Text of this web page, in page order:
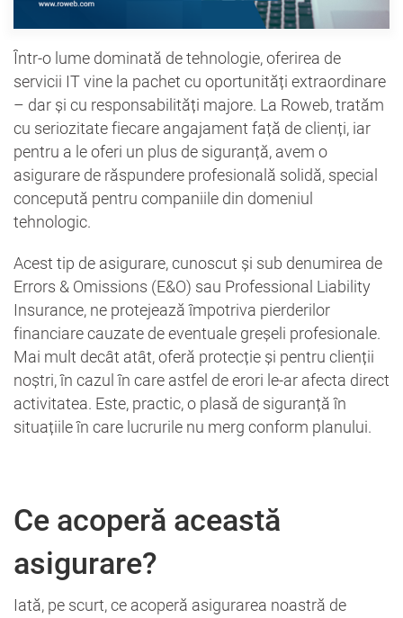
Într-o lume dominată de tehnologie, oferirea de
servicii IT vine la pachet cu oportunități extraordinare
– dar și cu responsabilități majore. La Roweb, tratăm
cu seriozitate fiecare angajament față de clienți, iar
pentru a le oferi un plus de siguranță, avem o
asigurare de răspundere profesională solidă, special
concepută pentru companiile din domeniul
tehnologic.
Acest tip de asigurare, cunoscut și sub denumirea de
Errors & Omissions (E&O) sau Professional Liability
Insurance, ne protejează împotriva pierderilor
financiare cauzate de eventuale greșeli profesionale.
Mai mult decât atât, oferă protecție și pentru clienții
noștri, în cazul în care astfel de erori le-ar afecta direct
activitatea. Este, practic, o plasă de siguranță în
situațiile în care lucrurile nu merg conform planului.
Ce acoperă această
asigurare?
Iată, pe scurt, ce acoperă asigurarea noastră de